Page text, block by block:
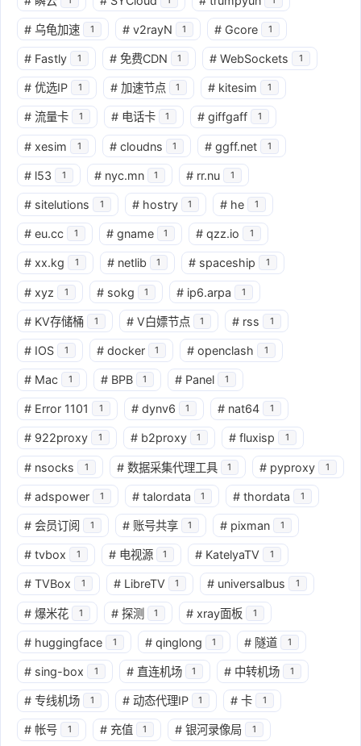
# 乌龟加速 1 # v2rayN 1 # Gcore 1
# Fastly 1 # 免费CDN 1 # WebSockets 1
# 优选IP 1 # 加速节点 1 # kitesim 1
# 流量卡 1 # 电话卡 1 # giffgaff 1
# xesim 1 # cloudns 1 # ggff.net 1
# l53 1 # nyc.mn 1 # rr.nu 1
# sitelutions 1 # hostry 1 # he 1
# eu.cc 1 # gname 1 # qzz.io 1
# xx.kg 1 # netlib 1 # spaceship 1
# xyz 1 # sokg 1 # ip6.arpa 1
# KV存储桶 1 # V白嫖节点 1 # rss 1
# IOS 1 # docker 1 # openclash 1
# Mac 1 # BPB 1 # Panel 1
# Error 1101 1 # dynv6 1 # nat64 1
# 922proxy 1 # b2proxy 1 # fluxisp 1
# nsocks 1 # 数据采集代理工具 1 # pyproxy 1
# adspower 1 # talordata 1 # thordata 1
# 会员订阅 1 # 账号共享 1 # pixman 1
# tvbox 1 # 电视源 1 # KatelyaTV 1
# TVBox 1 # LibreTV 1 # universalbus 1
# 爆米花 1 # 探测 1 # xray面板 1
# huggingface 1 # qinglong 1 # 隧道 1
# sing-box 1 # 直连机场 1 # 中转机场 1
# 专线机场 1 # 动态代理IP 1 # 卡 1
# 帐号 1 # 充值 1 # 银河录像局 1